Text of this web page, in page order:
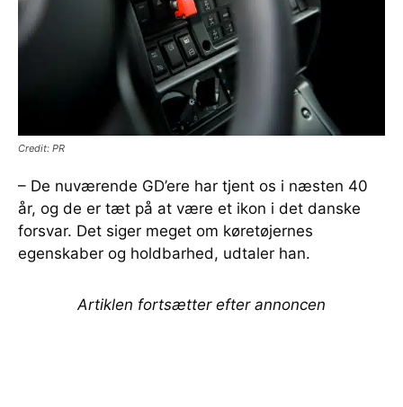
Credit: PR
– De nuværende GD’ere har tjent os i næsten 40
år, og de er tæt på at være et ikon i det danske
forsvar. Det siger meget om køretøjernes
egenskaber og holdbarhed, udtaler han.
Artiklen fortsætter efter annoncen